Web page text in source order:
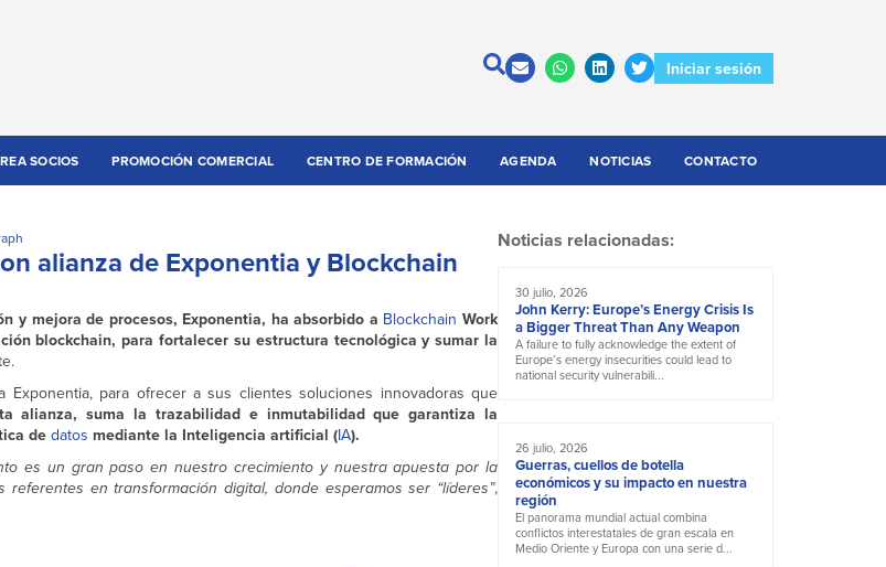
Iniciar sesión
SOCIOS PROMOCIÓN COMERCIAL CENTRO DE FORMACIÓN AGENDA NOTICIAS CONTACTO
alianza de Exponentia y Blockchain
y mejora de procesos, Exponentia, ha absorbido a Blockchain Work
blockchain, para fortalecer su estructura tecnológica y sumar la
para ofrecer a sus clientes soluciones innovadoras que
alianza, suma la trazabilidad e inmutabilidad que garantiza la
de datos mediante la Inteligencia artificial (IA).
es un gran paso en nuestro crecimiento y nuestra apuesta por la
en transformación digital, donde esperamos ser “líderes”,
Noticias relacionadas:
30 julio, 2026
John Kerry: Europe’s Energy Crisis Is
a Bigger Threat Than Any Weapon
A failure to fully acknowledge the extent of
Europe’s energy insecurities could lead to
national security vulnerabili...
26 julio, 2026
Guerras, cuellos de botella
económicos y su impacto en nuestra
región
El panorama mundial actual combina
conflictos interestatales de gran escala en
Medio Oriente y Europa con una serie d...